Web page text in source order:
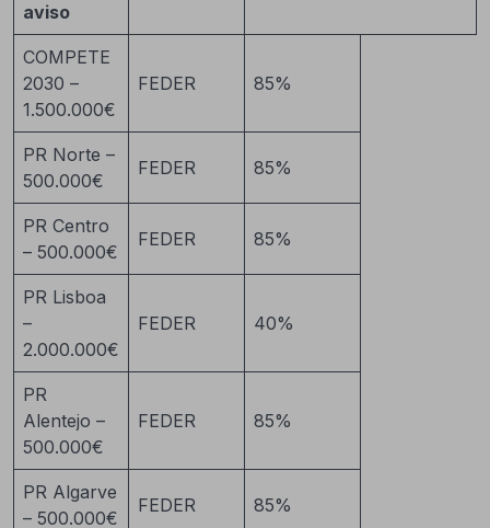
aviso
COMPETE
2030 –
1.500.000€
FEDER 85%
PR Norte –
500.000€
FEDER 85%
PR Centro
– 500.000€
FEDER 85%
PR Lisboa
–
2.000.000€
FEDER 40%
PR
Alentejo –
500.000€
FEDER 85%
PR Algarve
– 500.000€
FEDER 85%